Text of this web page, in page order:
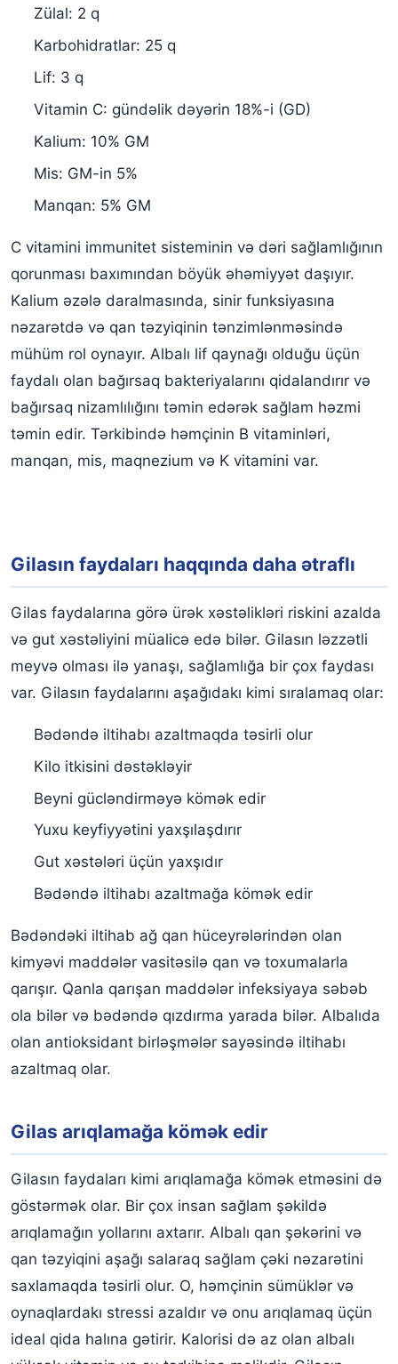
Zülal: 2 q
Karbohidratlar: 25 q
Lif: 3 q
Vitamin C: gündəlik dəyərin 18%-i (GD)
Kalium: 10% GM
Mis: GM-in 5%
Manqan: 5% GM
C vitamini immunitet sisteminin və dəri sağlamlığının
qorunması baxımından böyük əhəmiyyət daşıyır.
Kalium əzələ daralmasında, sinir funksiyasına
nəzarətdə və qan təzyiqinin tənzimlənməsində
mühüm rol oynayır. Albalı lif qaynağı olduğu üçün
faydalı olan bağırsaq bakteriyalarını qidalandırır və
bağırsaq nizamlılığını təmin edərək sağlam həzmi
təmin edir. Tərkibində həmçinin B vitaminləri,
manqan, mis, maqnezium və K vitamini var.
Gilasın faydaları haqqında daha ətraflı
Gilas faydalarına görə ürək xəstəlikləri riskini azalda
və gut xəstəliyini müalicə edə bilər. Gilasın ləzzətli
meyvə olması ilə yanaşı, sağlamlığa bir çox faydası
var. Gilasın faydalarını aşağıdakı kimi sıralamaq olar:
Bədəndə iltihabı azaltmaqda təsirli olur
Kilo itkisini dəstəkləyir
Beyni gücləndirməyə kömək edir
Yuxu keyfiyyətini yaxşılaşdırır
Gut xəstələri üçün yaxşıdır
Bədəndə iltihabı azaltmağa kömək edir
Bədəndəki iltihab ağ qan hüceyrələrindən olan
kimyəvi maddələr vasitəsilə qan və toxumalarla
qarışır. Qanla qarışan maddələr infeksiyaya səbəb
ola bilər və bədəndə qızdırma yarada bilər. Albalıda
olan antioksidant birləşmələr sayəsində iltihabı
azaltmaq olar.
Gilas arıqlamağa kömək edir
Gilasın faydaları kimi arıqlamağa kömək etməsini də
göstərmək olar. Bir çox insan sağlam şəkildə
arıqlamağın yollarını axtarır. Albalı qan şəkərini və
qan təzyiqini aşağı salaraq sağlam çəki nəzarətini
saxlamaqda təsirli olur. O, həmçinin sümüklər və
oynaqlardakı stressi azaldır və onu arıqlamaq üçün
ideal qida halına gətirir. Kalorisi də az olan albalı